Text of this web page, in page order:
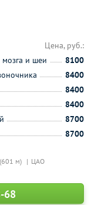
м) ЦАО
Цена, руб.:
мозга и шеи
8100
8400
8400
8400
8700
8700
68